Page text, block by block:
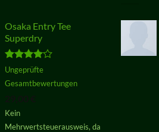
Osaka Entry Tee
Superdry
Bewertet
mit 4.00
von 5
Ungeprüfte
Gesamtbewertungen
Kein
Mehrwertsteuerausweis, da